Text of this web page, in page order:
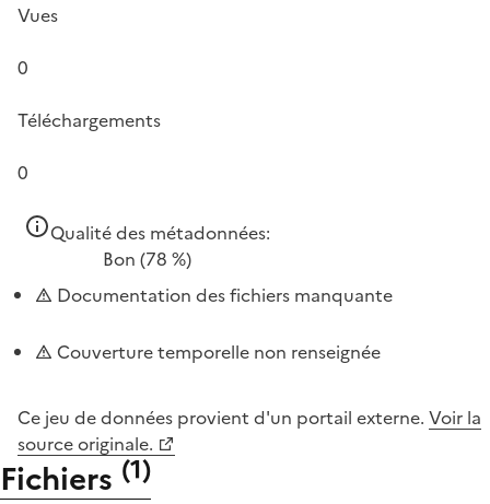
Vues
0
Téléchargements
0
Qualité des métadonnées:
Bon (78 %)
Documentation des fichiers manquante
Couverture temporelle non renseignée
Ce jeu de données provient d'un portail externe. Voir la
source originale.
Fichiers (1)